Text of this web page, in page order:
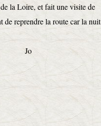
la Loire, et fait une visite de
de reprendre la route car la nuit